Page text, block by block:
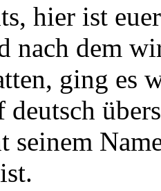
hier ist
nach dem
ging es
deutsch
seinem